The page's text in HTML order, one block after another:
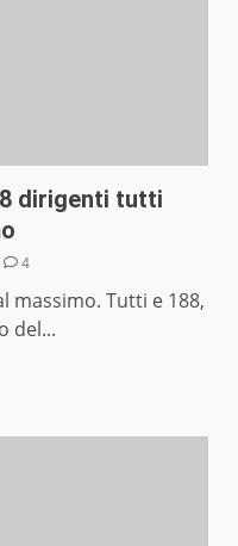
dirigenti tutti
4
massimo. Tutti e 188,
del...